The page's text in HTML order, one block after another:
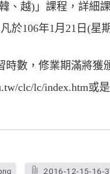
、越)」課程，詳細
於106年1月21日(星
數，修業期滿將獲
clc/lc/index.htm或是
2016-12-15-16-